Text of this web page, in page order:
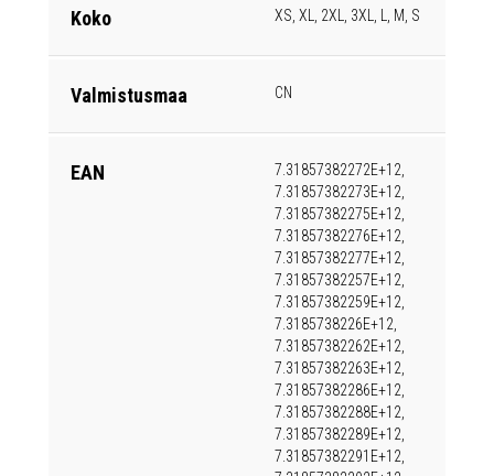
Koko XS, XL, 2XL, 3XL, L, M, S
Valmistusmaa CN
EAN
7.31857382272E+12,
7.31857382273E+12,
7.31857382275E+12,
7.31857382276E+12,
7.31857382277E+12,
7.31857382257E+12,
7.31857382259E+12,
7.3185738226E+12,
7.31857382262E+12,
7.31857382263E+12,
7.31857382286E+12,
7.31857382288E+12,
7.31857382289E+12,
7.31857382291E+12,